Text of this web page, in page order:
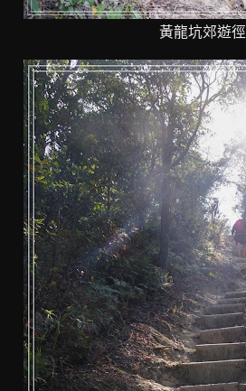
黃龍坑郊遊徑